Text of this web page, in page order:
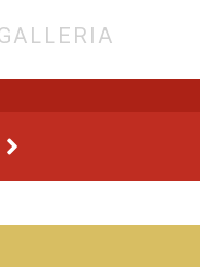
miracoloso
Grande e dagli
il primo inventario
della chiesa...